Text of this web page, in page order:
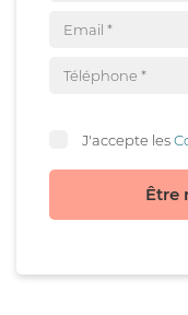
J'accepte les
Être